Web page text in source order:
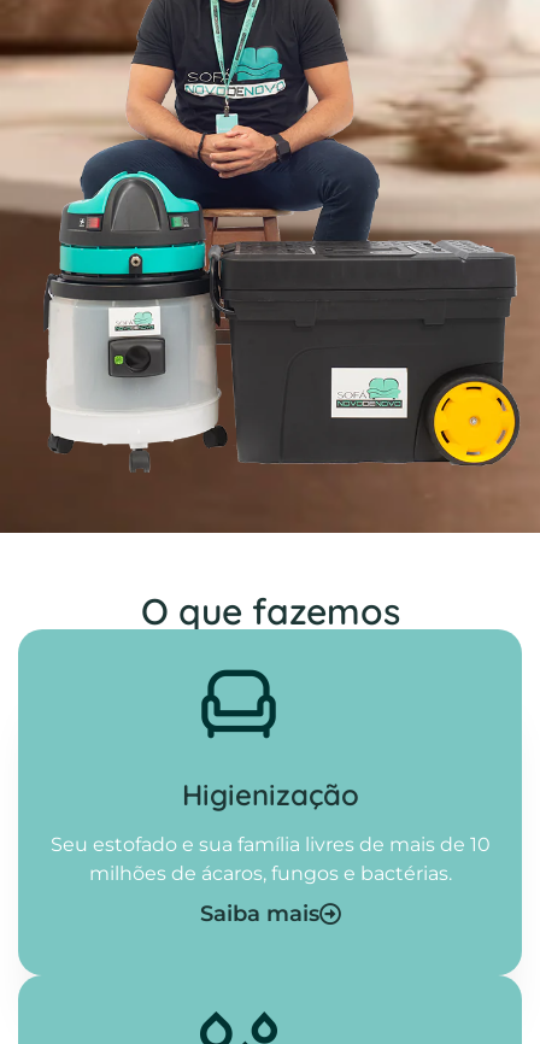
O que fazemos
Higienização​
Seu estofado e sua família livres de mais de 10
milhões de ácaros, fungos e bactérias.
Saiba mais